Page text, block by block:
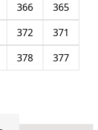
365
366
371
372
377
378